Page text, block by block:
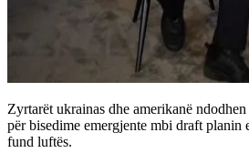
Zyrtarët ukrainas dhe amerikanë
për bisedime emergjente mbi draft planin
fund luftës.